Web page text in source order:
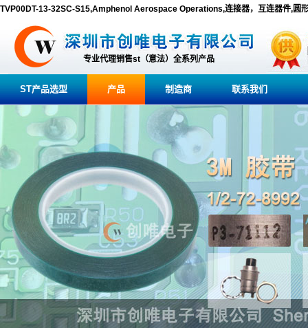
TVP00DT-13-32SC-S15,Amphenol Aerospace Operations,连接器，互连器件,圆
专业代理销售st（意法）全系列产品
ST产品选型 产品 制造商 联系我们